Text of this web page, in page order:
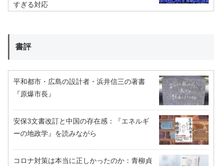
すぎる対応
書評
平和都市・広島の設計者・浜井信三の著書
『原爆市長』
安保3文書改訂と中国の存在感：『エネルギ
ーの地政学』を読みながら
コロナ対策は本当に正しかったのか：青柳貞